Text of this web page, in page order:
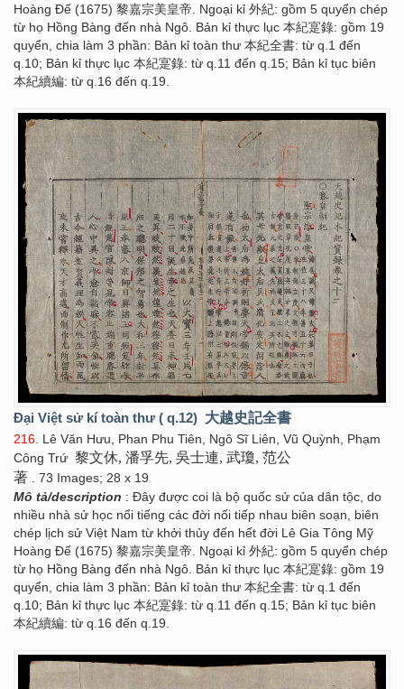
Hoàng Đế (1675) 黎嘉宗美皇帝. Ngoại kỉ 外紀: gồm 5 quyển chép
từ họ Hồng Bàng đến nhà Ngô. Bản kỉ thực lục 本紀寔錄: gồm 19
quyển, chia làm 3 phần: Bản kỉ toàn thư 本紀全書: từ q.1 đến
q.10; Bản kỉ thực lục 本紀寔錄: từ q.11 đến q.15; Bản kỉ tục biên
本紀續編: từ q.16 đến q.19.
Đại Việt sử kí toàn thư ( q.12) 大越史記全書
216. Lê Văn Hưu, Phan Phu Tiên, Ngô Sĩ Liên, Vũ Quỳnh, Phạm
Công Trứ 黎文休, 潘孚先, 吳士連, 武瓊, 范公
著 . 73 Images; 28 x 19
Mô tả/description : Đây được coi là bộ quốc sử của dân tộc, do
nhiều nhà sử học nổi tiếng các đời nối tiếp nhau biên soạn, biên
chép lịch sử Việt Nam từ khởi thủy đến hết đời Lê Gia Tông Mỹ
Hoàng Đế (1675) 黎嘉宗美皇帝. Ngoại kỉ 外紀: gồm 5 quyển chép
từ họ Hồng Bàng đến nhà Ngô. Bản kỉ thực lục 本紀寔錄: gồm 19
quyển, chia làm 3 phần: Bản kỉ toàn thư 本紀全書: từ q.1 đến
q.10; Bản kỉ thực lục 本紀寔錄: từ q.11 đến q.15; Bản kỉ tục biên
本紀續編: từ q.16 đến q.19.